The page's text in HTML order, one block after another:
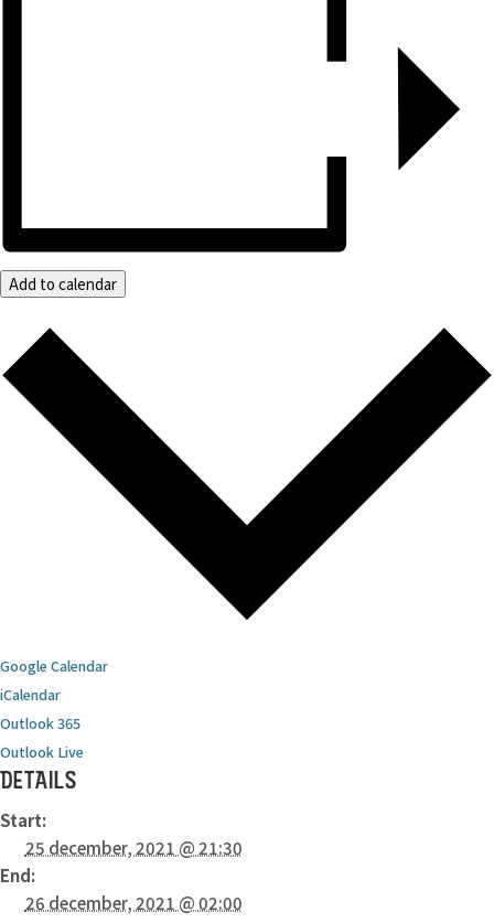
Add to calendar
Google Calendar
iCalendar
Outlook 365
Outlook Live
DETAILS
Start:
25 december, 2021 @ 21:30
End:
26 december, 2021 @ 02:00